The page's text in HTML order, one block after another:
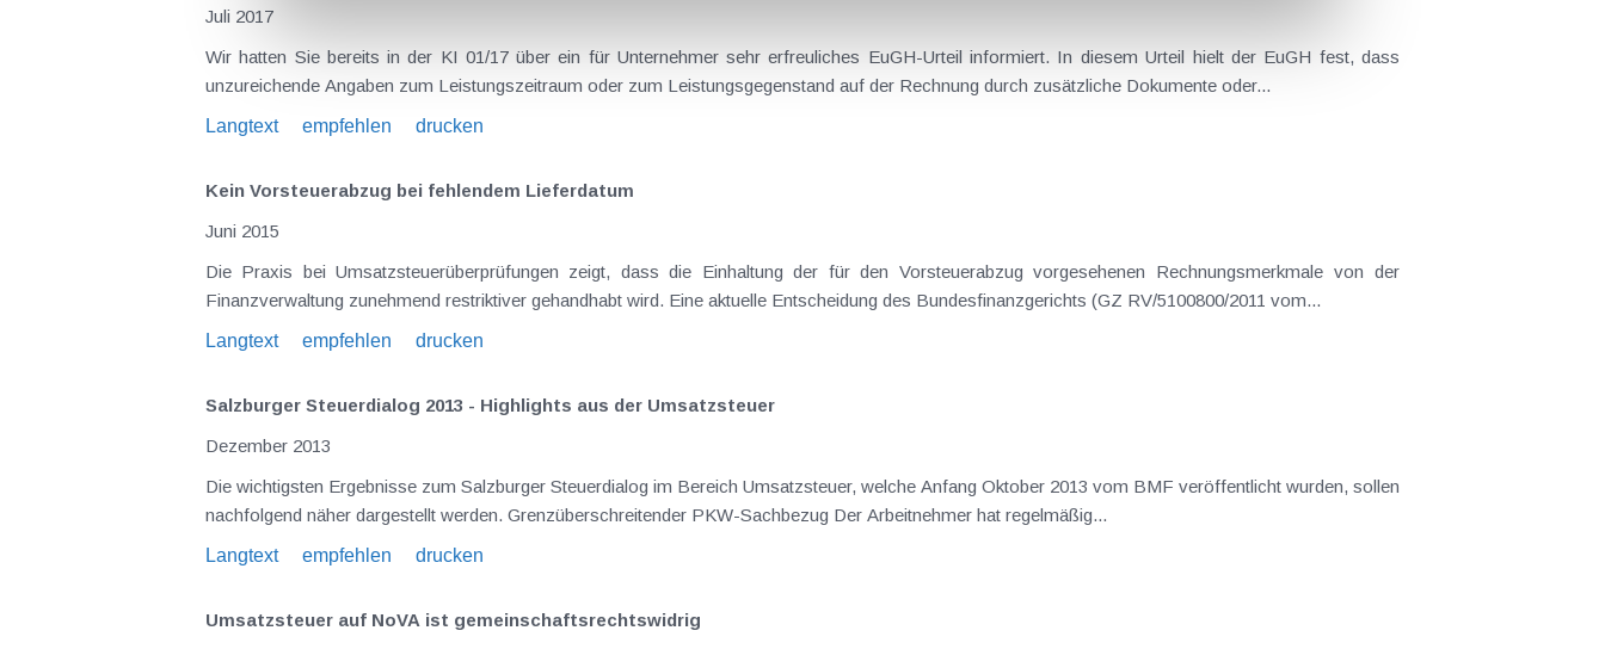
Juli 2017
Wir hatten Sie bereits in der KI 01/17 über ein für Unternehmer sehr erfreuliches EuGH-Urteil informiert. In diesem Urteil hielt der EuGH fest, dass
unzureichende Angaben zum Leistungszeitraum oder zum Leistungsgegenstand auf der Rechnung durch zusätzliche Dokumente oder...
Langtext
empfehlen drucken
Kein Vorsteuerabzug bei fehlendem Lieferdatum
Juni 2015
Die Praxis bei Umsatzsteuerüberprüfungen zeigt, dass die Einhaltung der für den Vorsteuerabzug vorgesehenen Rechnungsmerkmale von der
Finanzverwaltung zunehmend restriktiver gehandhabt wird. Eine aktuelle Entscheidung des Bundesfinanzgerichts (GZ RV/5100800/2011 vom...
Langtext
empfehlen drucken
Salzburger Steuerdialog 2013 - Highlights aus der Umsatzsteuer
Dezember 2013
Die wichtigsten Ergebnisse zum Salzburger Steuerdialog im Bereich Umsatzsteuer, welche Anfang Oktober 2013 vom BMF veröffentlicht wurden, sollen
nachfolgend näher dargestellt werden. Grenzüberschreitender PKW-Sachbezug Der Arbeitnehmer hat regelmäßig...
Langtext
empfehlen drucken
Umsatzsteuer auf NoVA ist gemeinschaftsrechtswidrig